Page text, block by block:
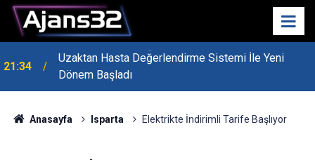
21:34
Uzaktan Hasta Değerlendirme Sistemi İle Yeni
Dönem Başladı
Anasayfa Isparta Elektrikte İndirimli Tarife Başlıyor